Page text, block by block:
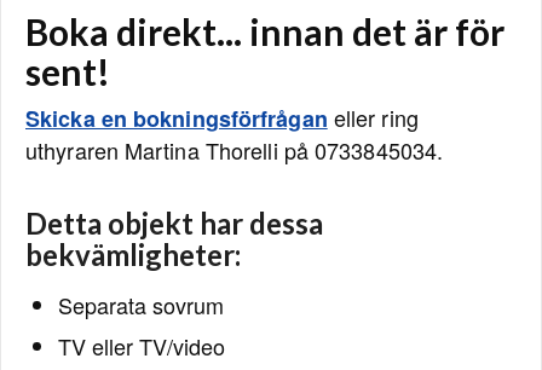
Boka direkt... innan det är för
sent!
Skicka en bokningsförfrågan eller ring
uthyraren Martina Thorelli på 0733845034.
Detta objekt har dessa
bekvämligheter:
Separata sovrum
TV eller TV/video